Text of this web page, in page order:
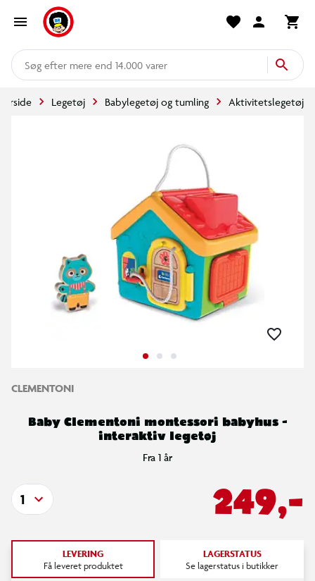
mere end 14.000 varer
Legetøj Babylegetøj og tumling Aktivitetslegetøj
CLEMENTONI
Baby Clementoni montessori babyhus -
interaktiv legetøj
Fra 1 år
249,-
1
LEVERING
Få leveret produktet
LAGERSTATUS
Se lagerstatus i butikker